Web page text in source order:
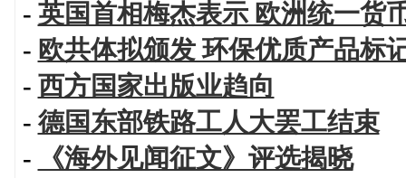
- 英国首相梅杰表示 欧洲统一货
- 欧共体拟颁发 环保优质产品标
- 西方国家出版业趋向
- 德国东部铁路工人大罢工结束
-
《海外见闻征文》评选揭晓